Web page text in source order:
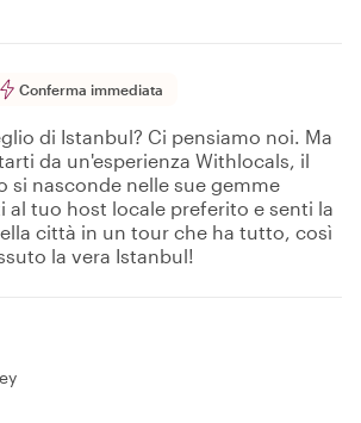
Conferma immediata
di Istanbul? Ci pensiamo noi. Ma
da un'esperienza Withlocals, il
si nasconde nelle sue gemme
al tuo host locale preferito e senti la
città in un tour che ha tutto, così
la vera Istanbul!